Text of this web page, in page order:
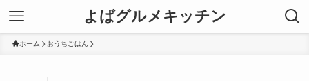
よばグルメキッチン
ホーム おうちごはん